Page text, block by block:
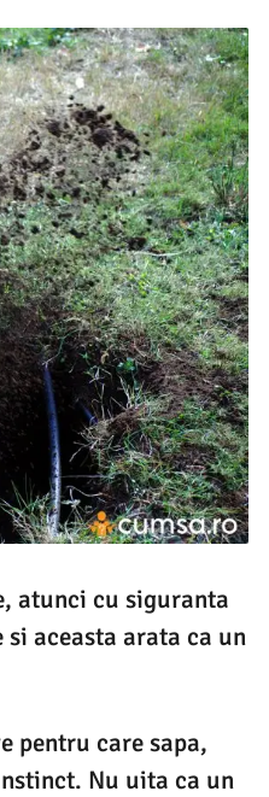
atunci cu siguranta
aceasta arata ca un
pentru care sapa,
Nu uita ca un